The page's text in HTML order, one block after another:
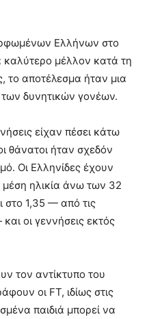
Ελλήνων στο
μέλλον κατά τη
το αποτέλεσμα ήταν μια
δυνητικών γονέων.
είχαν πέσει κάτω
θάνατοι ήταν σχεδόν
Οι Ελληνίδες έχουν
μέση ηλικία άνω των 32
στο 1,35 — από τις
οι γεννήσεις εκτός
τον αντίκτυπο του
οι FT, ιδίως στις
παιδιά μπορεί να